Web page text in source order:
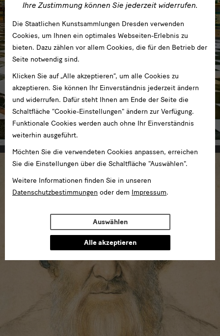
Historisches Grünes Gewölbe
im Residenzschloss
Ihre Zustimmung können Sie jederzeit widerrufen.
Die Staatlichen Kunstsammlungen Dresden verwenden
Cookies, um Ihnen ein optimales Webseiten-Erlebnis zu
bieten. Dazu zählen vor allem Cookies, die für den Betrieb der
Seite notwendig sind.
Klicken Sie auf „Alle akzeptieren“, um alle Cookies zu
akzeptieren. Sie können Ihr Einverständnis jederzeit ändern
und widerrufen. Dafür steht Ihnen am Ende der Seite die
Schaltfläche "Cookie-Einstellungen" ändern zur Verfügung.
Funktionale Cookies werden auch ohne Ihr Einverständnis
weiterhin ausgeführt.
Möchten Sie die verwendeten Cookies anpassen, erreichen
Sie die Einstellungen über die Schaltfläche "Auswählen".
Weitere Informationen finden Sie in unseren
Datenschutzbestimmungen oder dem Impressum.
Auswählen
Alle akzeptieren